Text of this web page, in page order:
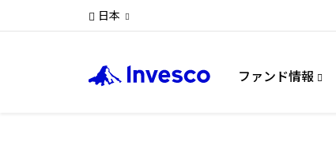
ファンド情報
日本